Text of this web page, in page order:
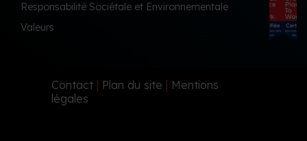
Responsabilité Sociétale et Environnementale
Valeurs
Contact Plan du site
Mentions
légales